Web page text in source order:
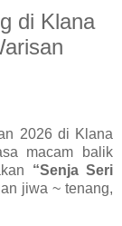
di Klana
2026 di Klana
macam balik
“Senja Seri
jiwa ~ tenang,